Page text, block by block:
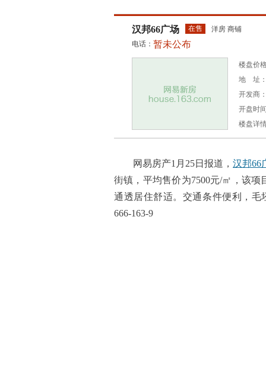
间
汉邦66广场 在售
洋房 商铺
电话： 暂未公布
楼盘价
地 址：
开发商
开盘时
楼盘详
网易房产1月25日报道， 汉邦66
街镇，平均售价为7500元/㎡，该
通透居住舒适。交通条件便利，毛
666-163-9